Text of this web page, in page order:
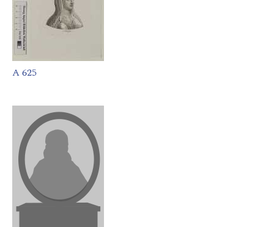
A 625